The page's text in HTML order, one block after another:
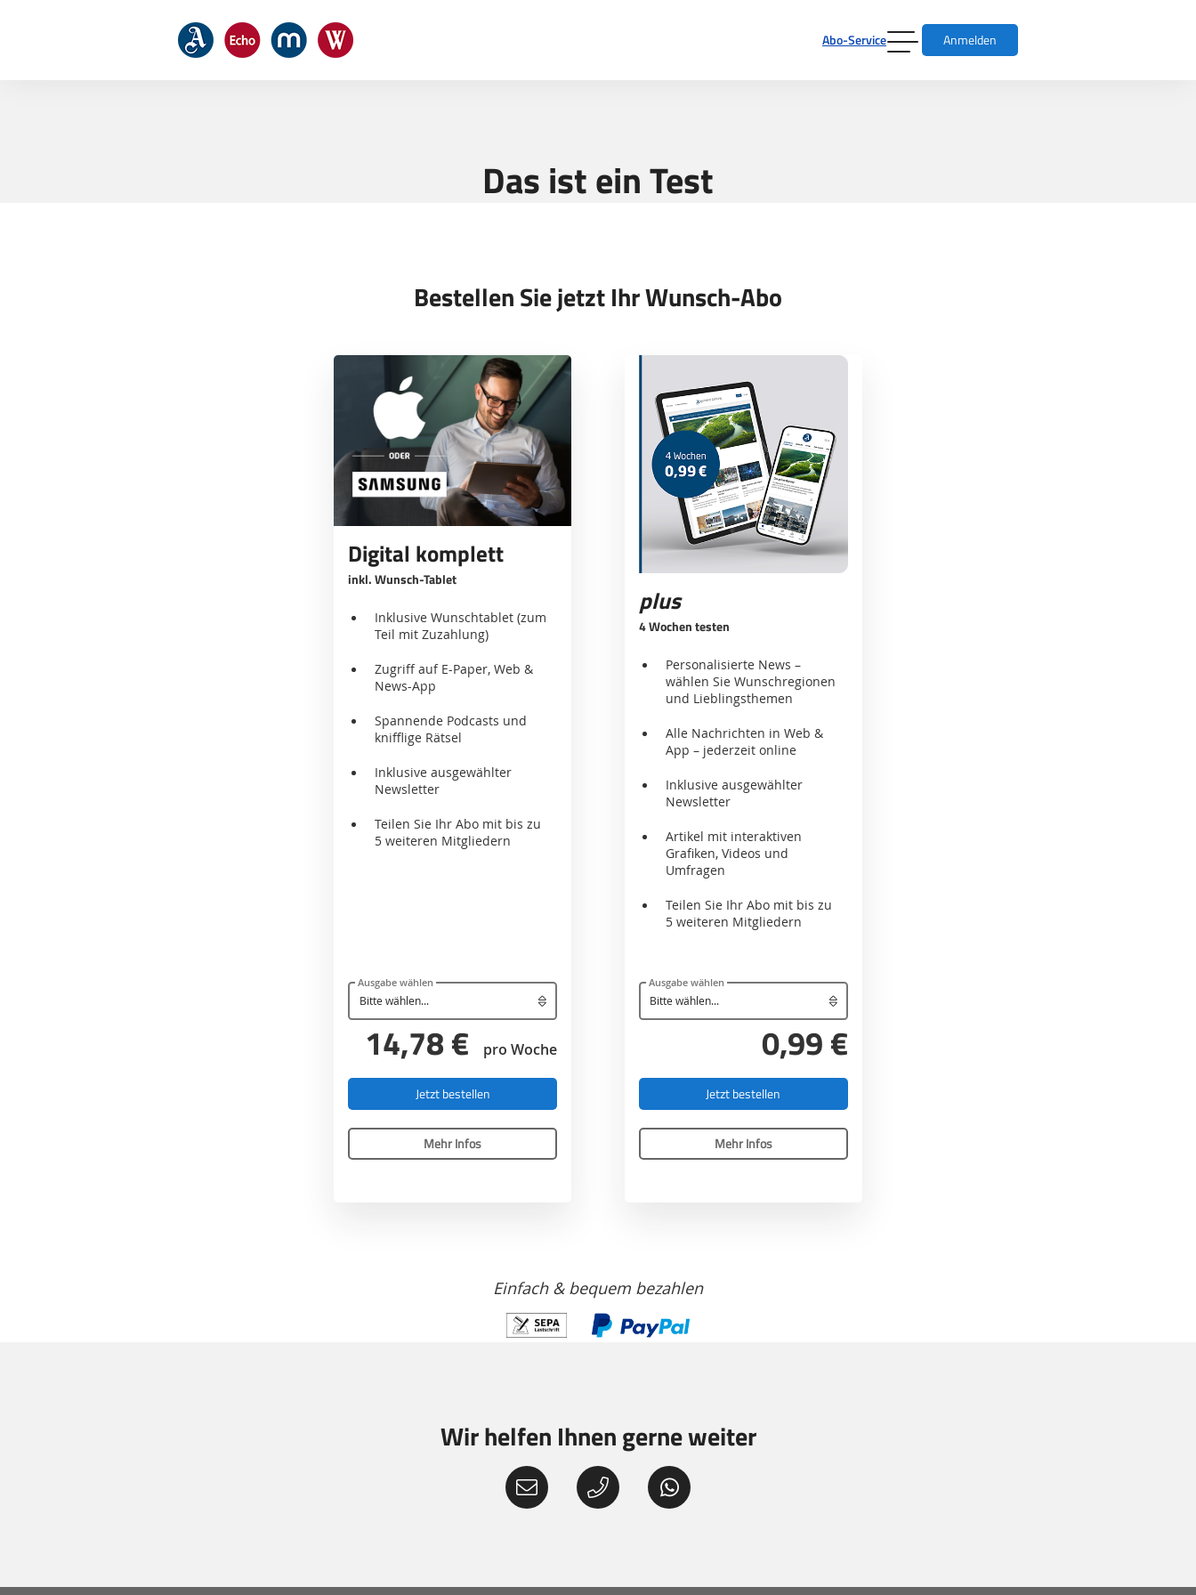
Footer
Abo-Service Anmelden
Das ist ein Test
Bestellen Sie jetzt Ihr Wunsch-Abo
Digital komplett
inkl. Wunsch-Tablet
Inklusive Wunschtablet (zum
Teil mit Zuzahlung)
Zugriff auf E-Paper, Web &
News-App
Spannende Podcasts und
knifflige Rätsel
Inklusive ausgewählter
Newsletter
Teilen Sie Ihr Abo mit bis zu
5 weiteren Mitgliedern
Ausgabe wählen
14,78 € pro Woche
Jetzt bestellen
Mehr Infos
plus
4 Wochen testen
Personalisierte News –
wählen Sie Wunschregionen
und Lieblingsthemen
Alle Nachrichten in Web &
App – jederzeit online
Inklusive ausgewählter
Newsletter
Artikel mit interaktiven
Grafiken, Videos und
Umfragen
Teilen Sie Ihr Abo mit bis zu
5 weiteren Mitgliedern
Ausgabe wählen
0,99 €
Jetzt bestellen
Mehr Infos
Einfach & bequem bezahlen
Wir helfen Ihnen gerne weiter